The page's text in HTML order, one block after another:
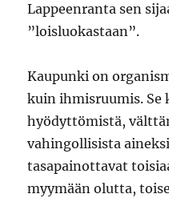
Lappeenranta sen
”loisluokastaan”.
Kaupunki on
kuin ihmisruumis. Se
hyödyttömistä,
vahingollisista
tasapainottavat
myymään olutta,